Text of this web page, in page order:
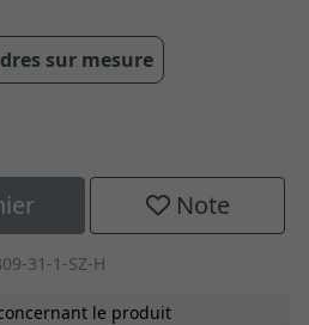
sur mesure
Note
31-1-SZ-H
le produit